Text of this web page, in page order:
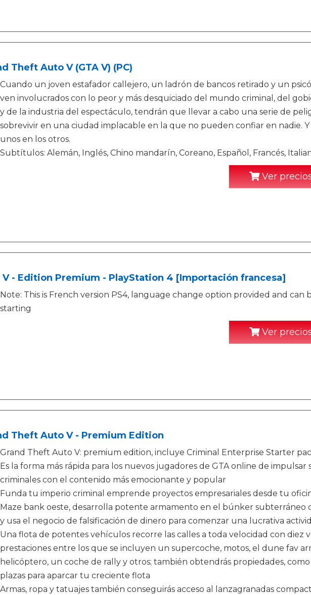
Theft Auto V (GTA V) (PC)
Cuando un joven estafador callejero, un ladrón de bancos retirado y un
ven involucrados con lo peor y más desquiciado del mundo criminal, del
y de la industria del espectáculo, tendrán que llevar a cabo una serie de
sobrevivir en una ciudad implacable en la que no pueden confiar en nadie.
unos en los otros.
Subtítulos: Alemán, Inglés, Chino mandarín, Coreano, Español, Francés,
Ver
V - Edition Premium - PlayStation 4 [Importación francesa]
Note: This is French version PS4, language change option provided and can
starting
Ver
Theft Auto V - Premium Edition
Grand Theft Auto V: premium edition, incluye Criminal Enterprise Starter
Es la forma más rápida para los nuevos jugadores de GTA online de impulsar
criminales con el contenido más emocionante y popular
Funda tu imperio criminal emprende proyectos empresariales desde tu
Maze bank oeste, desarrolla potente armamento en el búnker subterráneo
y usa el negocio de falsificación de dinero para comenzar una lucrativa
Una flota de potentes vehículos recorre las calles a toda velocidad con diez
prestaciones entre los que se incluyen un supercoche, motos, el dune fav
helicóptero, un coche de rally y otros; también obtendrás propiedades,
plazas para aparcar tu creciente flota
Armas, ropa y tatuajes también conseguirás acceso al lanzagranadas